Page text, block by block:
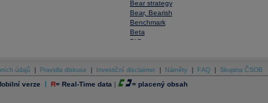
Bear strategy
Bear, Bearish
Benchmark
Beta
BIC
Bonita
Book To Bill Ratio
Book Value
údajů Pravidla diskuse Investiční disclaimer Náměty FAQ Skupina ČSOB
verze | R= Real-Time data | = placený obsah